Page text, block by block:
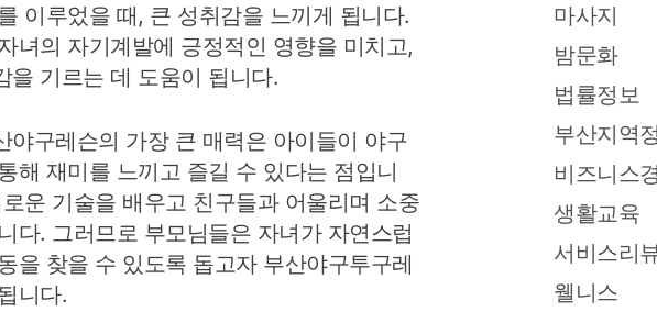
이루었을 때, 큰 성취감을 느끼게 됩니다.
녀의 자기계발에 긍정적인 영향을 미치고,
을 기르는 데 도움이 됩니다.
야구레슨의 가장 큰 매력은 아이들이 야구
해 재미를 느끼고 즐길 수 있다는 점입니
운 기술을 배우고 친구들과 어울리며 소중
다. 그러므로 부모님들은 자녀가 자연스럽
을 찾을 수 있도록 돕고자 부산야구투구레
니다.
마사지
밤문화
법률정보
부산지역
비즈니스
생활교육
서비스리
웰니스